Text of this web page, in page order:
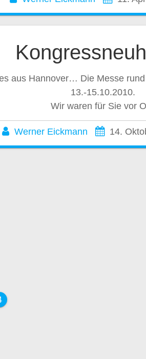
aus Hannover… Die Messe
13.-15.10.2010.
Wir waren für Sie vor
Werner Eickmann 14.